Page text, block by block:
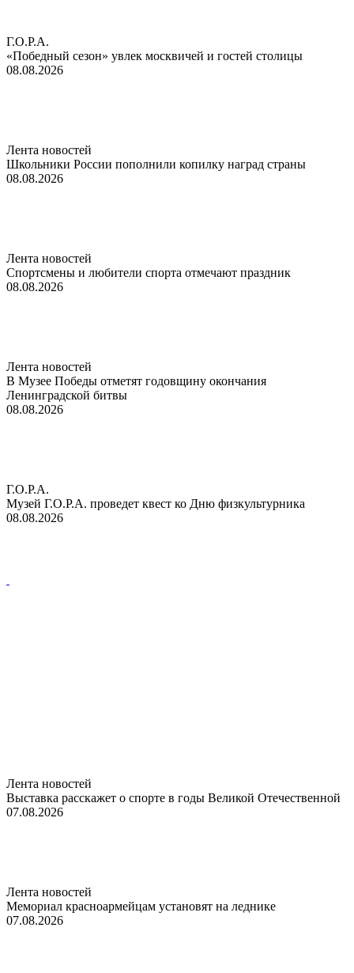
Г.О.Р.А.
«Победный сезон» увлек москвичей и гостей столицы
08.08.2026
Лента новостей
Школьники России пополнили копилку наград страны
08.08.2026
Лента новостей
Спортсмены и любители спорта отмечают праздник
08.08.2026
Лента новостей
В Музее Победы отметят годовщину окончания
Ленинградской битвы
08.08.2026
Г.О.Р.А.
Музей Г.О.Р.А. проведет квест ко Дню физкультурника
08.08.2026
Лента новостей
Выставка расскажет о спорте в годы Великой Отечественной
07.08.2026
Лента новостей
Мемориал красноармейцам установят на леднике
07.08.2026